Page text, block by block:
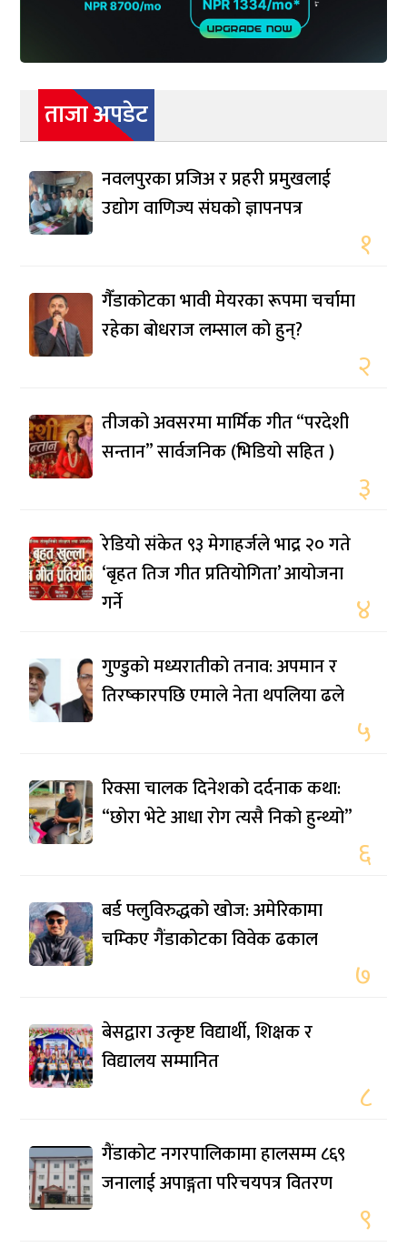
ताजा अपडेट
नवलपुरका प्रजिअ र प्रहरी प्रमुखलाई
उद्योग वाणिज्य संघको ज्ञापनपत्र
१
गैँडाकोटका भावी मेयरका रूपमा चर्चामा
रहेका बोधराज लम्साल को हुन्?
२
तीजको अवसरमा मार्मिक गीत “परदेशी
सन्तान” सार्वजनिक (भिडियो सहित )
३
रेडियो संकेत ९३ मेगाहर्जले भाद्र २० गते
‘बृहत तिज गीत प्रतियोगिता’ आयोजना
गर्ने
४
गुण्डुको मध्यरातीको तनाव: अपमान र
तिरष्कारपछि एमाले नेता थपलिया ढले
५
रिक्सा चालक दिनेशको दर्दनाक कथा:
“छोरा भेटे आधा रोग त्यसै निको हुन्थ्यो”
६
बर्ड फ्लुविरुद्धको खोज: अमेरिकामा
चम्किए गैंडाकोटका विवेक ढकाल
७
बेसद्वारा उत्कृष्ट विद्यार्थी, शिक्षक र
विद्यालय सम्मानित
८
गैंडाकोट नगरपालिकामा हालसम्म ८६९
जनालाई अपाङ्गता परिचयपत्र वितरण
९